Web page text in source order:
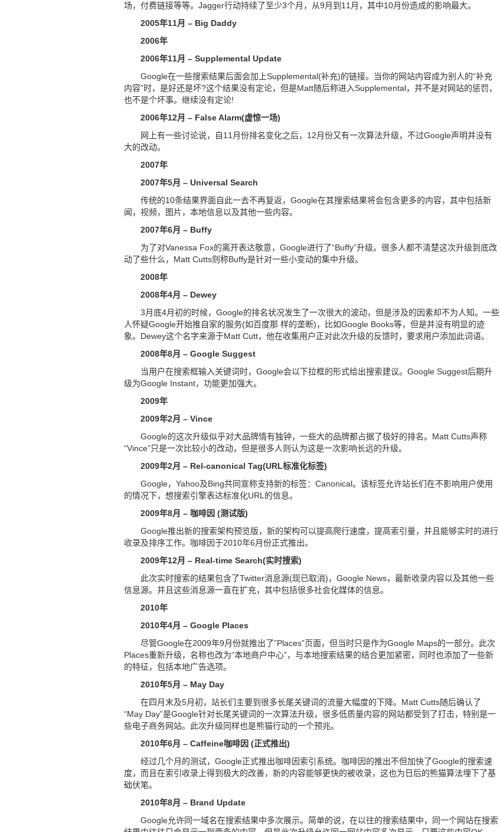
场，付费链接等等。Jagger行动持续了至少3个月，从9月到11月，其中10月份造成的影响最大。
2005年11月 – Big Daddy
2006年
2006年11月 – Supplemental Update
Google在一些搜索结果后面会加上Supplemental(补充)的链接。当你的网站内容成为别人的“补充
内容”时，是好还是坏?这个结果没有定论，但是Matt随后称进入Supplemental，并不是对网站的惩罚，
也不是个坏事。继续没有定论!
2006年12月 – False Alarm(虚惊一场)
网上有一些讨论说，自11月份排名变化之后，12月份又有一次算法升级，不过Google声明并没有
大的改动。
2007年
2007年5月 – Universal Search
传统的10条结果界面自此一去不再复返，Google在其搜索结果将会包含更多的内容，其中包括新
闻，视频，图片，本地信息以及其他一些内容。
2007年6月 – Buffy
为了对Vanessa Fox的离开表达敬意，Google进行了“Buffy”升级。很多人都不清楚这次升级到底改
动了些什么，Matt Cutts则称Buffy是针对一些小变动的集中升级。
2008年
2008年4月 – Dewey
3月底4月初的时候，Google的排名状况发生了一次很大的波动，但是涉及的因素却不为人知。一些
人怀疑Google开始推自家的服务(如百度那 样的垄断)，比如Google Books等，但是并没有明显的迹
象。Dewey这个名字来源于Matt Cutt，他在收集用户正对此次升级的反馈时，要求用户添加此词语。
2008年8月 – Google Suggest
当用户在搜索框输入关键词时，Google会以下拉框的形式给出搜索建议。Google Suggest后期升
级为Google Instant，功能更加强大。
2009年
2009年2月 – Vince
Google的这次升级似乎对大品牌情有独钟，一些大的品牌都占据了极好的排名。Matt Cutts声称
“Vince”只是一次比较小的改动，但是很多人则认为这是一次影响长远的升级。
2009年2月 – Rel-canonical Tag(URL标准化标签)
Google，Yahoo及Bing共同宣称支持新的标签：Canonical。该标签允许站长们在不影响用户使用
的情况下，想搜索引擎表达标准化URL的信息。
2009年8月 – 咖啡因 (测试版)
Google推出新的搜索架构预览版，新的架构可以提高爬行速度，提高索引量，并且能够实时的进行
收录及排序工作。咖啡因于2010年6月份正式推出。
2009年12月 – Real-time Search(实时搜索)
此次实时搜索的结果包含了Twitter消息源(现已取消)，Google News，最新收录内容以及其他一些
信息源。并且这些消息源一直在扩充，其中包括很多社会化媒体的信息。
2010年
2010年4月 – Google Places
尽管Google在2009年9月份就推出了”Places”页面，但当时只是作为Google Maps的一部分。此次
Places重新升级，名称也改为“本地商户中心”，与本地搜索结果的结合更加紧密，同时也添加了一些新
的特征，包括本地广告选项。
2010年5月 – May Day
在四月末及5月初，站长们主要到很多长尾关键词的流量大幅度的下降。Matt Cutts随后确认了
“May Day”是Google针对长尾关键词的一次算法升级，很多低质量内容的网站都受到了打击，特别是一
些电子商务网站。此次升级同样也是熊猫行动的一个预兆。
2010年6月 – Caffeine咖啡因 (正式推出)
经过几个月的测试，Google正式推出咖啡因索引系统。咖啡因的推出不但加快了Google的搜索速
度，而且在索引收录上得到极大的改善，新的内容能够更快的被收录，这也为日后的熊猫算法埋下了基
础伏笔。
2010年8月 – Brand Update
Google允许同一域名在搜索结果中多次展示。简单的说，在以往的搜索结果中，同一个网站在搜索